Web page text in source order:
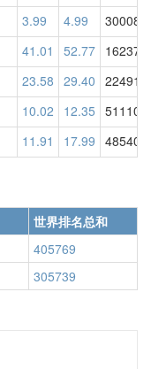
3.99 4.99
30008
41.01 52.77 16237
23.58 29.40 22491
10.02 12.35 51110
11.91 17.99 48540
世界排名总和
405769
305739